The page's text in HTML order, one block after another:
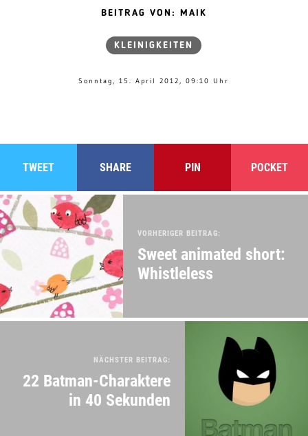
BEITRAG VON: MAIK
KLEINIGKEITEN
Sonntag, 15. April 2012, 09:10 Uhr
TWEET SHARE PIN POCKET
VORHERIGER BEITRAG:
Sweet animated short:
Whistleless
NÄCHSTER BEITRAG:
22 Batman-Charaktere
in 40 Sekunden